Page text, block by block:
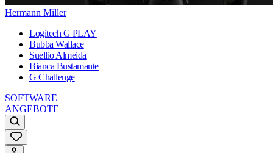
Hermann Miller
Logitech G PLAY
Bubba Wallace
Suellio Almeida
Bianca Bustamante
G Challenge
SOFTWARE
ANGEBOTE